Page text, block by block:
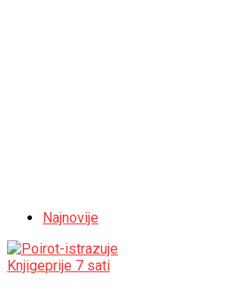
Najnovije
Knjigeprije 7 sati